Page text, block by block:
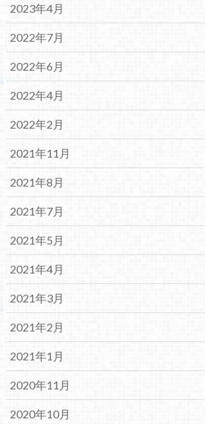
2023年4月
2022年7月
2022年6月
2022年4月
2022年2月
2021年11月
2021年8月
2021年7月
2021年5月
2021年4月
2021年3月
2021年2月
2021年1月
2020年11月
2020年10月